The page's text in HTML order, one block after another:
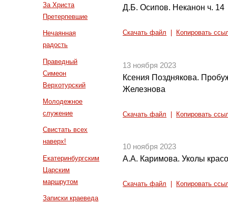
За Христа
Претерпевшие
Нечаянная
радость
Праведный
Симеон
Верхотурский
Молодежное
служение
Свистать всех
наверх!
Екатеринбургским
Царским
маршрутом
Записки краеведа
Д.Б. Осипов. Неканон ч. 14
Скачать файл Копировать
13 ноября 2023
Ксения Позднякова.
Железнова
Скачать файл Копировать
10 ноября 2023
А.А. Каримова. Уколы
Скачать файл Копировать